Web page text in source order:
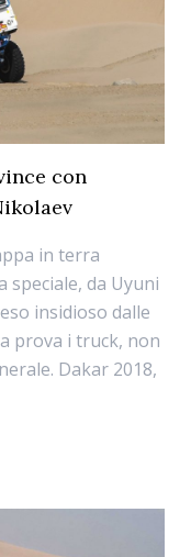
con
in terra
speciale, da Uyuni
insidioso dalle
prova i truck, non
Dakar 2018,